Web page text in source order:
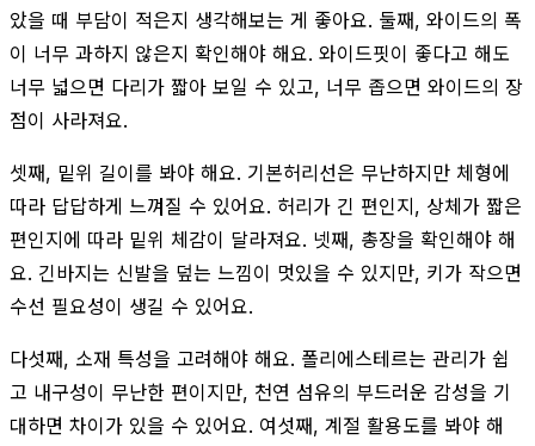
았을 때 부담이 적은지 생각해보는 게 좋아요. 둘째, 와이드의 폭
이 너무 과하지 않은지 확인해야 해요. 와이드핏이 좋다고 해도
너무 넓으면 다리가 짧아 보일 수 있고, 너무 좁으면 와이드의 장
점이 사라져요.
셋째, 밑위 길이를 봐야 해요. 기본허리선은 무난하지만 체형에
따라 답답하게 느껴질 수 있어요. 허리가 긴 편인지, 상체가 짧은
편인지에 따라 밑위 체감이 달라져요. 넷째, 총장을 확인해야 해
요. 긴바지는 신발을 덮는 느낌이 멋있을 수 있지만, 키가 작으면
수선 필요성이 생길 수 있어요.
다섯째, 소재 특성을 고려해야 해요. 폴리에스테르는 관리가 쉽
고 내구성이 무난한 편이지만, 천연 섬유의 부드러운 감성을 기
대하면 차이가 있을 수 있어요. 여섯째, 계절 활용도를 봐야 해